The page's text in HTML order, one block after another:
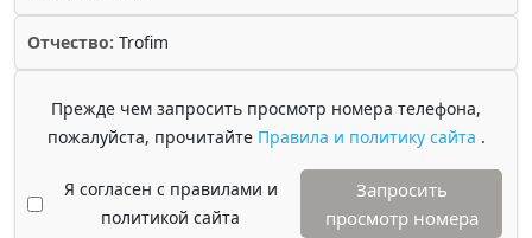
Отчество: Trofim
Прежде чем запросить просмотр номера телефона,
пожалуйста, прочитайте Правила и политику сайта .
Я согласен с правилами и
политикой сайта
Запросить
просмотр номера